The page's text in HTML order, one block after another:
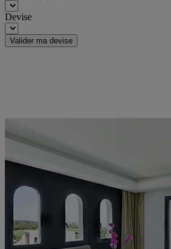
Devise
Valider ma devise